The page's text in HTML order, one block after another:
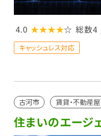
4.0 ★★★★☆ 総数4
キャッシュレス対応
古河市 賃貸・不動産屋
住まいのエージ